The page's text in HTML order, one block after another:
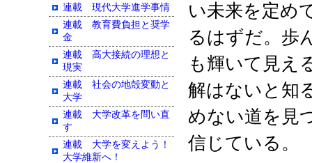
い未来を定め
るはずだ。歩
も輝いて見え
解はないと知
めない道を見
信じている。
連載 現代大学進学事情
連載 教育費負担と奨学
金
連載 高大接続の理想と
現実
連載 社会の地殻変動と
大学
連載 大学改革を問い直
す
連載 大学を変えよう！
大学維新へ！